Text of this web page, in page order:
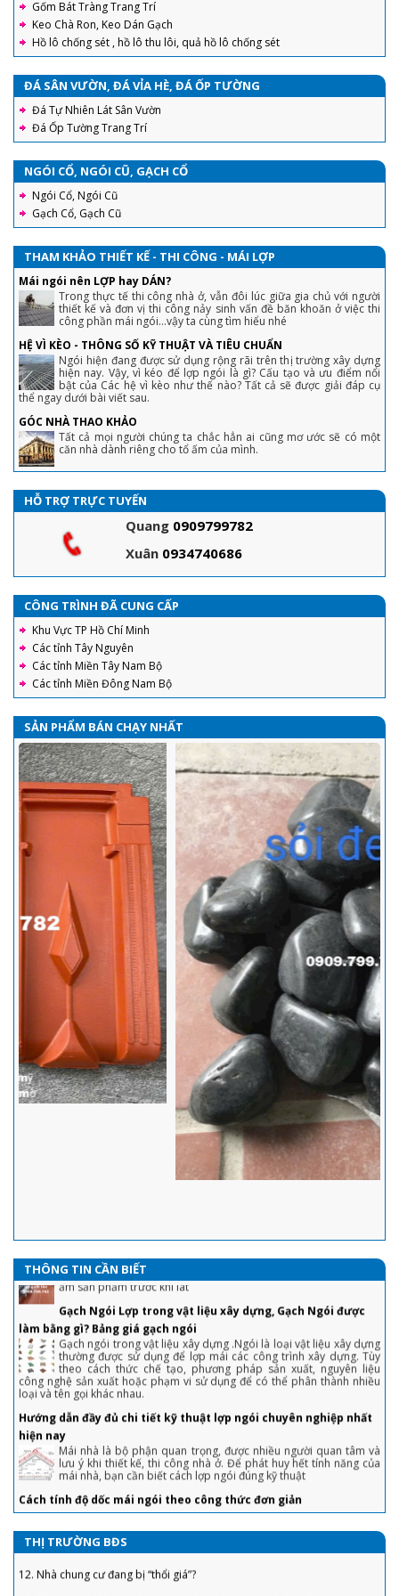
Gốm Bát Tràng Trang Trí
Keo Chà Ron, Keo Dán Gạch
Hồ lô chống sét , hồ lô thu lôi, quả hồ lô chống sét
ĐÁ SÂN VƯỜN, ĐÁ VỈA HÈ, ĐÁ ỐP TƯỜNG
Đá Tự Nhiên Lát Sân Vườn
Đá Ốp Tường Trang Trí
NGÓI CỔ, NGÓI CŨ, GẠCH CỔ
Ngói Cổ, Ngói Cũ
Gạch Cổ, Gạch Cũ
THAM KHẢO THIẾT KẾ - THI CÔNG - MÁI LỢP
Mái ngói nên LỢP hay DÁN?
Trong thực tế thi công nhà ở, vẫn đôi lúc giữa gia chủ với người
thiết kế và đơn vị thi công nảy sinh vấn đề băn khoăn ở việc thi
công phần mái ngói...vậy ta cùng tìm hiểu nhé
HỆ VÌ KÈO - THÔNG SỐ KỸ THUẬT VÀ TIÊU CHUẨN
Ngói hiện đang được sử dụng rộng rãi trên thị trường xây dựng
hiện nay. Vậy, vì kéo để lợp ngói là gì? Cấu tạo và ưu điểm nổi
bật của Các hệ vì kèo như thế nào? Tất cả sẽ được giải đáp cụ
thể ngay dưới bài viết sau.
GÓC NHÀ THAO KHẢO
Tất cả mọi người chúng ta chắc hẳn ai cũng mơ ước sẽ có một
căn nhà dành riêng cho tổ ấm của mình.
HỖ TRỢ TRỰC TUYẾN
Quang 0909799782
Xuân 0934740686
CÔNG TRÌNH ĐÃ CUNG CẤP
Khu Vực TP Hồ Chí Minh
Các tỉnh Tây Nguyên
Các tỉnh Miền Tây Nam Bộ
Các tỉnh Miền Đông Nam Bộ
SẢN PHẨM BÁN CHẠY NHẤT
THÔNG TIN CẦN BIẾT
Ngói tráng men Prime - Đặc điểm, các mẫu ngói thông dụng và
hướng dẫn lợp ngói tráng men đúng tiêu chuẩn kỹ thuật nhất
Ngói Prime thông dụng trên thị trường gồm hai loại chính là ngói
Prime Hera cao cấp và Prime dòng S. Sản phẩm được sản xuất
trên công nghệ hiện đại, với nguyên liệu chính là đất sét, sau đó
được nung ở nhiệt độ rất cao nên ngói prime có nhiều ưu điểm nổi bật
nên ngói là sự lựa chọn hàng đầu cho mọi công trình.
Ngói 16 v/m2 Gốm Mỹ : Hướng dẫn cách lợp đầy đủ, chi tiết nhất
Với sự ra đời của sản phẩm ngói 16 Indo và ngói 16 Việt Nam.
Công cty cổ phần Gốm Mỹ cam kết mang tới cho quý khách hàng
sự hài lòng về chất lượng cũng như nâng cao tính thẩm mỹ của
ẩm sản phẩm trước khi lát
Gạch Ngói Lợp trong vật liệu xây dựng, Gạch Ngói được
làm bằng gì? Bảng giá gạch ngói
Gạch ngói trong vật liệu xây dựng .Ngói là loại vật liệu xây dựng
thường được sử dụng để lợp mái các công trình xây dựng. Tùy
theo cách thức chế tạo, phương pháp sản xuất, nguyên liệu
công nghệ sản xuất hoặc phạm vi sử dụng để có thể phân thành nhiều
loại và tên gọi khác nhau.
Hướng dẫn đầy đủ chi tiết kỹ thuật lợp ngói chuyên nghiệp nhất
hiện nay
Mái nhà là bộ phận quan trọng, được nhiều người quan tâm và
lưu ý khi thiết kế, thi công nhà ở. Để phát huy hết tính năng của
mái nhà, bạn cần biết cách lợp ngói đúng kỹ thuật
Cách tính độ dốc mái ngói theo công thức đơn giản
Độ dốc mái ngói thường lớn hơn so với mái tôn và các loại mái
khác. Cụ thể, độ dốc mái ngói bao nhiêu là hợp lý, cách tính ra
sao? Mời bạn tham khảo trong bài viết dưới đây.
HƯỚNG DẪN CÁCH TÍNH DIỆN TÍCH MÁI NGÓI ĐƠN GIẢN VÀ CHÍNH
XÁC NHẤT
Đối với một ngôi nhà, kiến trúc đóng vai trò quan trọng trong
Vì sao nên dùng sơn chống cháy trong xây dựng?
THỊ TRƯỜNG BĐS
3. Chiêu bán nhà không cần qua môi giới, khách tranh hỏi được giá 'chốt'
nhanh
4. Sai lầm để đời khiến người vay tiền ngân hàng mua nhà phải “gánh nợ”
5. “Bỏng tay” với giá bán căn hộ ở TP. Hồ Chí Minh
6. Bất động sản tăng ưu đãi để thoát hàng "ế"
7. Doanh nghiệp bất động sản huy động vốn lãi suất ‘không tưởng’, Bộ
Xây dựng nói gì?
8. Dự án đủ pháp lý ra thị trường BĐS chỉ “đếm trên đầu ngón tay”
9. Nới room tín dụng, liệu xảy ra cơn sốt đất vào cuối năm?
10. Giá chung cư tăng cao, đất nền èo uột: Nên đổ tiền đầu tư vào đâu?
11. Tồn Kho Bất Động Sản Lớn
13. Tập đoàn MSC đề xuất đầu tư “siêu cảng” quốc tế Cần Giờ – Cái Mép
gần 6 tỷ USD